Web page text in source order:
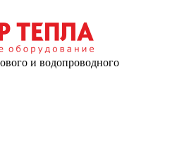
и водопроводного